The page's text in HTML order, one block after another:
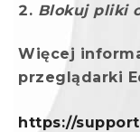
Blokuj pliki
Więcej
przeglądarki
https://